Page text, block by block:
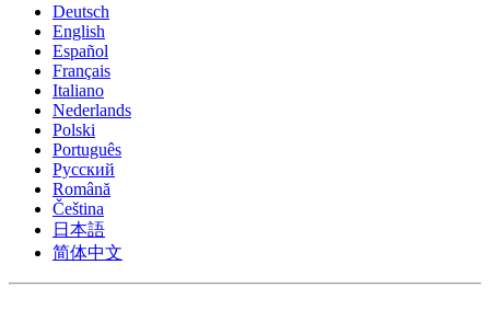
Deutsch
English
Español
Français
Italiano
Nederlands
Polski
Português
Pусский
Română
Čeština
日本語
简体中文